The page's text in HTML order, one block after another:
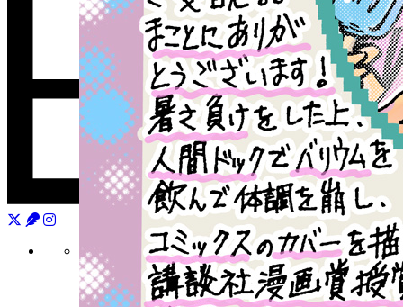
月刊少年シリウス